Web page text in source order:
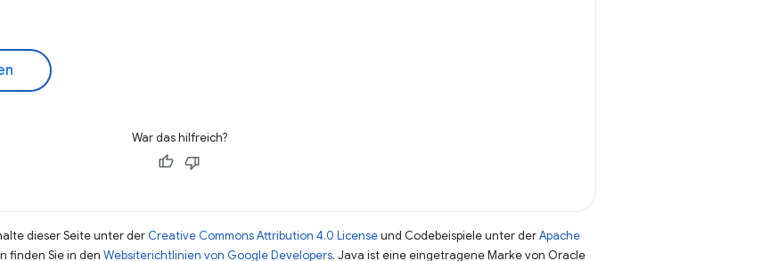
War das hilfreich?
dieser Seite unter der Creative Commons Attribution 4.0 Licenseund Codebeispiele unter derApache
finden Sie in den Websiterichtlinien von Google Developers. Java ist eine eingetragene Marke von Oracle